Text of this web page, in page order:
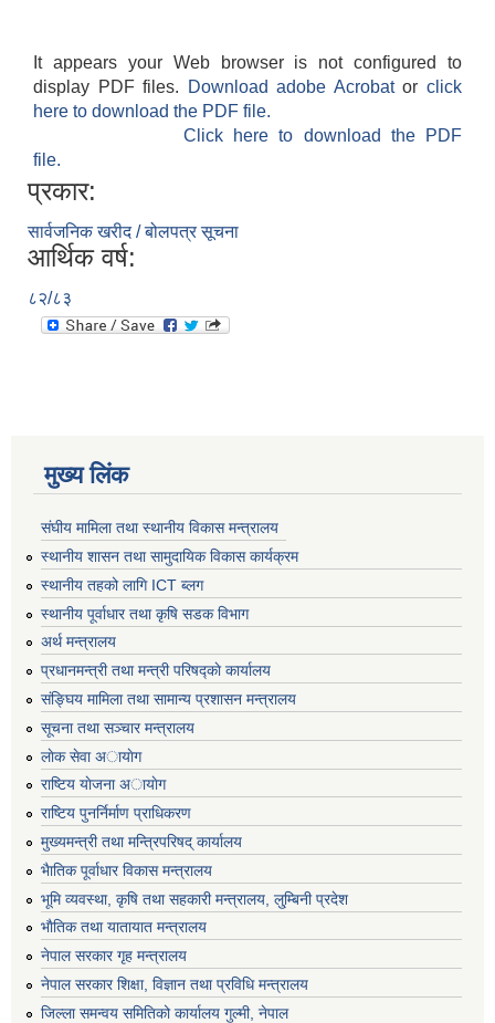
It appears your Web browser is not configured to
display PDF files.
Download adobe Acrobatorclick
here to download the PDF file.
Click here to download the PDF
file.
प्रकार:
सार्वजनिक खरीद / बोलपत्र सूचना
आर्थिक वर्ष:
८२/८३
मुख्य लिंक
संघीय मामिला तथा स्थानीय विकास मन्त्रालय
स्थानीय शासन तथा सामुदायिक विकास कार्यक्रम
स्थानीय तहको लागि ICT ब्लग
स्थानीय पूर्वाधार तथा कृषि सडक विभाग
अर्थ मन्त्रालय
प्रधानमन्त्री तथा मन्त्री परिषद्काे कार्यालय
संङ्घिय मामिला तथा सामान्य प्रशासन मन्त्रालय
सूचना तथा सञ्चार मन्त्रालय
लाेक सेवा अायाेग
राष्टिय याेजना अायाेग
राष्टिय पुनर्निर्माण प्राधिकरण
मुख्यमन्त्री तथा मन्त्रिपरिषद् कार्यालय
भैातिक पूर्वाधार विकास मन्त्रालय
भूमि व्यवस्था, कृषि तथा सहकारी मन्त्रालय, लु्म्बिनी प्रदेश
भाैतिक तथा यातायात मन्त्रालय
नेपाल सरकार गृह मन्त्रालय
नेपाल सरकार शिक्षा, विज्ञान तथा प्रविधि मन्त्रालय
जिल्ला समन्वय समितिको कार्यालय गुल्मी, नेपाल